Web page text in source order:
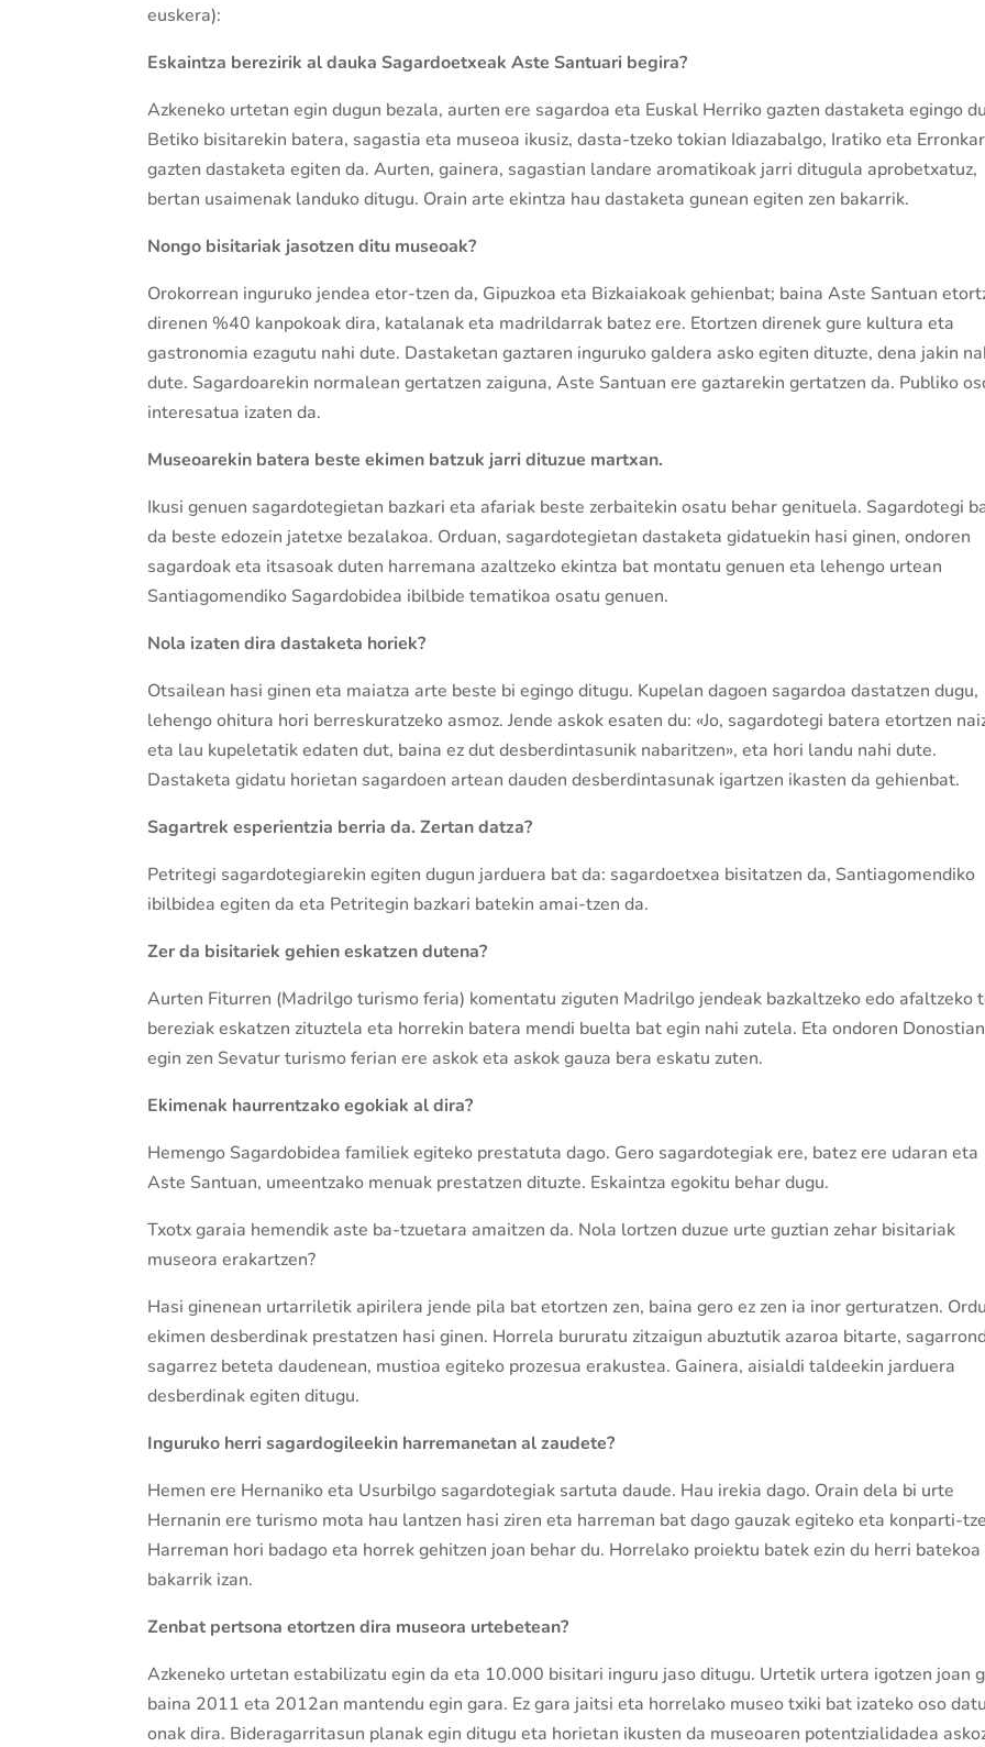
euskera):
Eskaintza berezirik al dauka Sagardoetxeak Aste Santuari begira?
Azkeneko urtetan egin dugun bezala, aurten ere sagardoa eta Euskal Herriko gazten dastaketa egingo
Betiko bisitarekin batera, sagastia eta museoa ikusiz, dasta-tzeko tokian Idiazabalgo, Iratiko eta
gazten dastaketa egiten da. Aurten, gainera, sagastian landare aromatikoak jarri ditugula aprobetxatuz,
bertan usaimenak landuko ditugu. Orain arte ekintza hau dastaketa gunean egiten zen bakarrik.
Nongo bisitariak jasotzen ditu museoak?
Orokorrean inguruko jendea etor-tzen da, Gipuzkoa eta Bizkaiakoak gehienbat; baina Aste Santuan
direnen %40 kanpokoak dira, katalanak eta madrildarrak batez ere. Etortzen direnek gure kultura eta
gastronomia ezagutu nahi dute. Dastaketan gaztaren inguruko galdera asko egiten dituzte, dena jakin
dute. Sagardoarekin normalean gertatzen zaiguna, Aste Santuan ere gaztarekin gertatzen da. Publiko
interesatua izaten da.
Museoarekin batera beste ekimen batzuk jarri dituzue martxan.
Ikusi genuen sagardotegietan bazkari eta afariak beste zerbaitekin osatu behar genituela. Sagardotegi
da beste edozein jatetxe bezalakoa. Orduan, sagardotegietan dastaketa gidatuekin hasi ginen, ondoren
sagardoak eta itsasoak duten harremana azaltzeko ekintza bat montatu genuen eta lehengo urtean
Santiagomendiko Sagardobidea ibilbide tematikoa osatu genuen.
Nola izaten dira dastaketa horiek?
Otsailean hasi ginen eta maiatza arte beste bi egingo ditugu. Kupelan dagoen sagardoa dastatzen dugu,
lehengo ohitura hori berreskuratzeko asmoz. Jende askok esaten du: «Jo, sagardotegi batera etortzen
eta lau kupeletatik edaten dut, baina ez dut desberdintasunik nabaritzen», eta hori landu nahi dute.
Dastaketa gidatu horietan sagardoen artean dauden desberdintasunak igartzen ikasten da gehienbat.
Sagartrek esperientzia berria da. Zertan datza?
Petritegi sagardotegiarekin egiten dugun jarduera bat da: sagardoetxea bisitatzen da, Santiagomendiko
ibilbidea egiten da eta Petritegin bazkari batekin amai-tzen da.
Zer da bisitariek gehien eskatzen dutena?
Aurten Fiturren (Madrilgo turismo feria) komentatu ziguten Madrilgo jendeak bazkaltzeko edo afaltzeko
bereziak eskatzen zituztela eta horrekin batera mendi buelta bat egin nahi zutela. Eta ondoren Donostian
egin zen Sevatur turismo ferian ere askok eta askok gauza bera eskatu zuten.
Ekimenak haurrentzako egokiak al dira?
Hemengo Sagardobidea familiek egiteko prestatuta dago. Gero sagardotegiak ere, batez ere udaran eta
Aste Santuan, umeentzako menuak prestatzen dituzte. Eskaintza egokitu behar dugu.
Txotx garaia hemendik aste ba-tzuetara amaitzen da. Nola lortzen duzue urte guztian zehar bisitariak
museora erakartzen?
Hasi ginenean urtarriletik apirilera jende pila bat etortzen zen, baina gero ez zen ia inor gerturatzen.
ekimen desberdinak prestatzen hasi ginen. Horrela bururatu zitzaigun abuztutik azaroa bitarte,
sagarrez beteta daudenean, mustioa egiteko prozesua erakustea. Gainera, aisialdi taldeekin jarduera
desberdinak egiten ditugu.
Inguruko herri sagardogileekin harremanetan al zaudete?
Hemen ere Hernaniko eta Usurbilgo sagardotegiak sartuta daude. Hau irekia dago. Orain dela bi urte
Hernanin ere turismo mota hau lantzen hasi ziren eta harreman bat dago gauzak egiteko eta konparti-
Harreman hori badago eta horrek gehitzen joan behar du. Horrelako proiektu batek ezin du herri batekoa
bakarrik izan.
Zenbat pertsona etortzen dira museora urtebetean?
Azkeneko urtetan estabilizatu egin da eta 10.000 bisitari inguru jaso ditugu. Urtetik urtera igotzen joan
baina 2011 eta 2012an mantendu egin gara. Ez gara jaitsi eta horrelako museo txiki bat izateko oso datu
onak dira. Bideragarritasun planak egin ditugu eta horietan ikusten da museoaren potentzialidadea